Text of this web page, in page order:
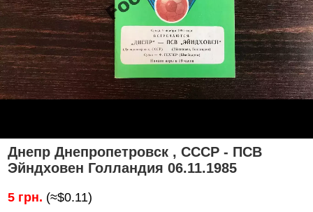
Днепр Днепропетровск , СССР - ПСВ
Эйндховен Голландия 06.11.1985
5 грн. (≈$0.11)